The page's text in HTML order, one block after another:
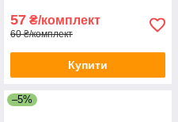
57 ₴/комплект
60 ₴/комплект
Купити
–5%